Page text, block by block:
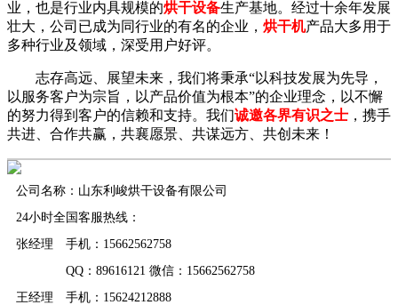
业，也是行业内具规模的烘干设备生产基地。经过十余年发展
壮大，公司已成为同行业的有名的企业， 烘干机产品大多用于
多种行业及领域，深受用户好评。
志存高远、展望未来，我们将秉承“以科技发展为先导，
以服务客户为宗旨，以产品价值为根本”的企业理念，以不懈
的努力得到客户的信赖和支持。我们诚邀各界有识之士 ，携手
共进、合作共赢，共襄愿景、共谋远方、共创未来！
公司名称：山东利峻烘干设备有限公司
24小时全国客服热线：
张经理 手机：15662562758
QQ：89616121 微信：15662562758
王经理 手机：15624212888